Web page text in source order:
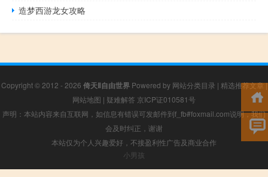
造梦西游龙女攻略
Copyright © 2012 - 2026 倚天Ⅱ自由世界Powered by 网站分类目录 | 精选推荐文章|
网站地图 | 疑难解答 京ICP证010581号
声明：本站内容来自互联网，如信息有错误可发邮件到f_fb#foxmail.com说明，我们
会及时纠正，谢谢
本站仅为个人兴趣爱好，不接盈利性广告及商业合作
小男孩